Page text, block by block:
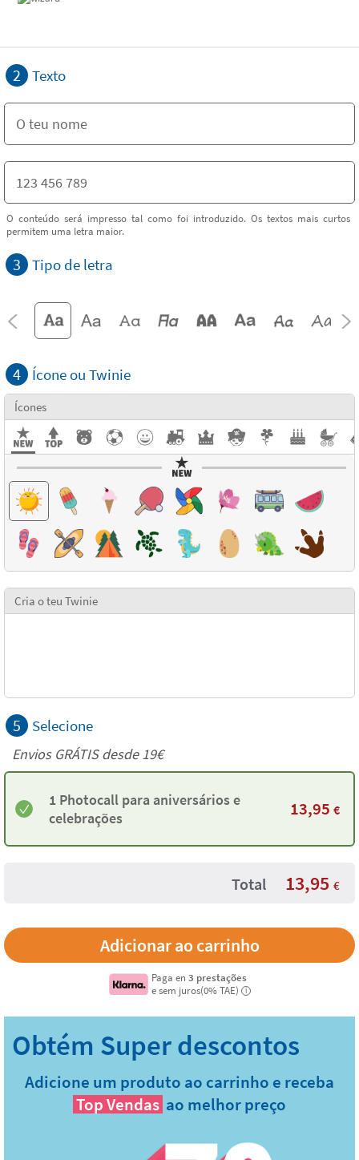
2 Texto
O conteúdo será impresso tal como foi introduzido. Os textos mais curtos
permitem uma letra maior.
3 Tipo de letra
4 Ícone ou Twinie
Ícones
Cria o teu Twinie
5 Selecione
Envios GRÁTIS desde 19€
1 Photocall para aniversários e
celebrações
13,95 €
Total 13,95 €
Paga en3 prestações
e sem juros(0% TAE)
i
Adicione um produto ao carrinho e receba
Top Vendas ao melhor preço